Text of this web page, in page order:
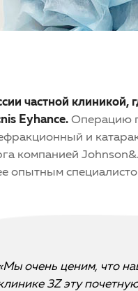
частной
Eyhance.Операцию
и
компанией
опытным
очень ценим, что
3Z эту